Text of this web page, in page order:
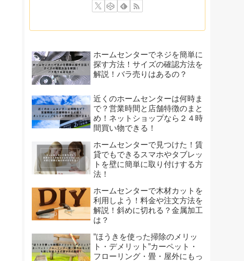
ホームセンターでネジを簡単に
探す方法！サイズの確認方法を
解説！バラ売りはあるの？
近くのホームセンターは何時ま
で？営業時間と店舗特徴のまと
め！ネットショップなら２４時
間買い物できる！
ホームセンターで見つけた！賃
貸でもできるスマホやタブレッ
トを壁に簡単に取り付けする方
法！
ホームセンターで木材カットを
利用しよう！料金や注文方法を
解説！斜めに切れる？金属加工
は？
”ほうきを使った掃除のメリッ
ト・デメリット”カーペット・
フローリング・畳・屋外にもっ